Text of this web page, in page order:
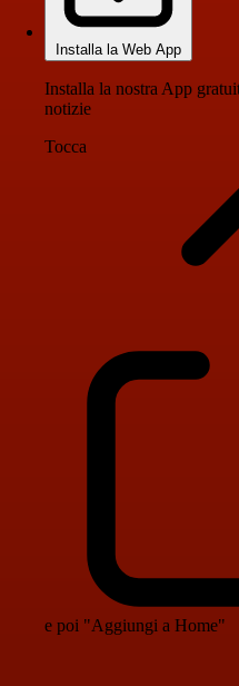
Installa la Web App
Installa la nostra App
notizie
Tocca
e poi "Aggiungi a Home"